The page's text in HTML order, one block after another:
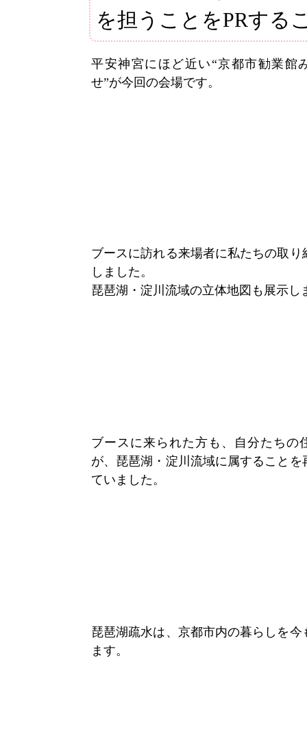
を担うことをPRする
平安神宮にほど近い“京都市勧業館
せ”が今回の会場です。
ブースに訪れる来場者に私たちの取り
しました。
琵琶湖・淀川流域の立体地図も展示し
ブースに来られた方も、自分たちの
が、琵琶湖・淀川流域に属することを
ていました。
琵琶湖疏水は、京都市内の暮らしを今
ます。